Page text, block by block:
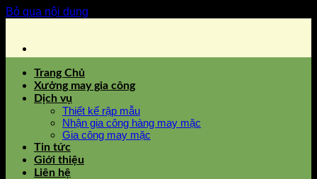
Bỏ qua nội dung
Trang Chủ
Xưởng may gia công
Dịch vụ
Thiết kế rập mẫu
Nhận gia công hàng may mặc
Gia công may mặc
Tin tức
Giới thiệu
Liên hệ